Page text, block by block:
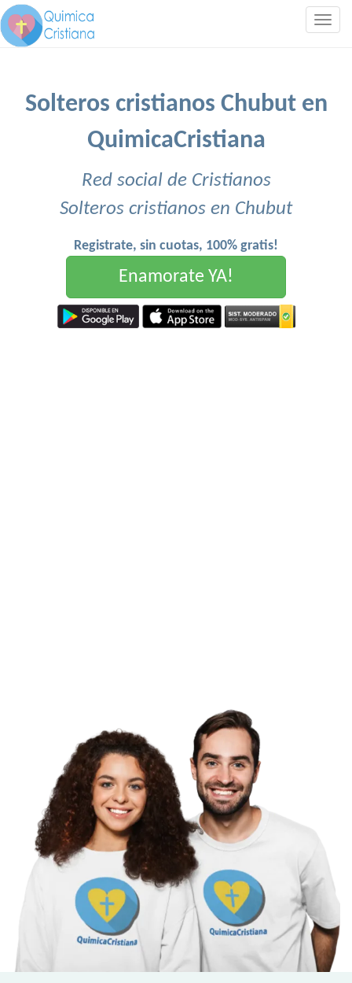
Solteros cristianos Chubut en
QuimicaCristiana
Red social de Cristianos
Solteros cristianos en Chubut
Registrate, sin cuotas, 100% gratis!
Enamorate YA!